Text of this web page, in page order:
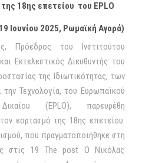
18ης επετείου του EPLO
Ιουνίου 2025, Ρωμαϊκή Αγορά)
Πρόεδρος του Ινστιτούτου
Εκτελεστικός Διευθυντής του
της Ιδιωτικότητας, των
Τεχνολογία, του Ευρωπαϊκού
(EPLO), παρευρέθη
εορτασμό της 18ης επετείου
που πραγματοποιήθηκε στη
στις 19 The post Ο Νικόλας